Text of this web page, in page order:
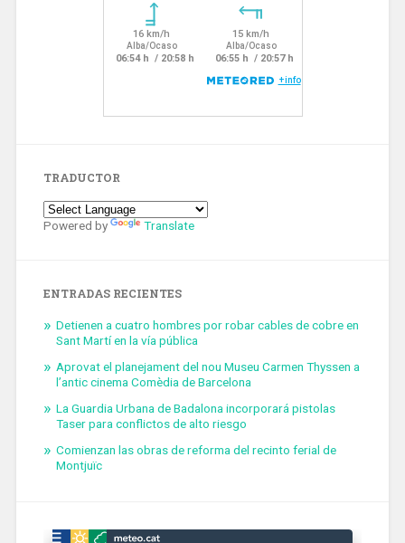
TRADUCTOR
Powered by Translate
ENTRADAS RECIENTES
Detienen a cuatro hombres por robar cables de cobre en
Sant Martí en la vía pública
Aprovat el planejament del nou Museu Carmen Thyssen a
l’antic cinema Comèdia de Barcelona
La Guardia Urbana de Badalona incorporará pistolas
Taser para conflictos de alto riesgo
Comienzan las obras de reforma del recinto ferial de
Montjuïc